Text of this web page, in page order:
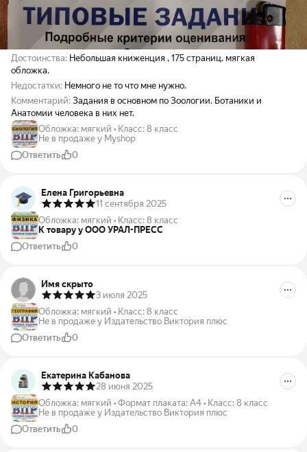
Достоинства: Небольшая книженция , 175 страниц. мягкая
обложка.
Недостатки: Немного не то что мне нужно.
Комментарий: Задания в основном по Зоологии. Ботаники и
Анатомии человека в них нет.
Обложка: мягкий • Класс: 8 класс
Не в продаже у Myshop
Ответить
0
Елена Григорьевна
11 сентября 2025
Обложка: мягкий • Класс: 8 класс
К товару у ООО УРАЛ-ПРЕСС
Ответить
0
Имя скрыто
3 июля 2025
Обложка: мягкий • Класс: 8 класс
Не в продаже у Издательство Виктория плюс
Ответить
0
Екатерина Кабанова
28 июня 2025
Обложка: мягкий • Формат плаката: A4 • Класс: 8 класс
Не в продаже у Издательство Виктория плюс
Ответить
0